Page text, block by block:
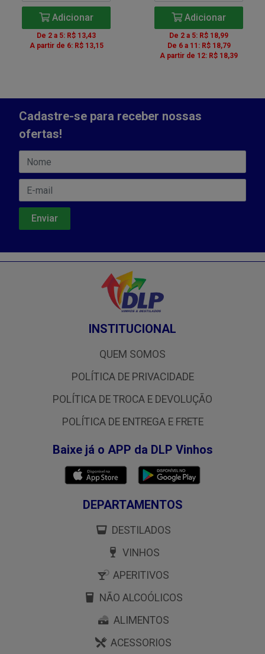
Adicionar
De 2 a 5: R$ 13,43
A partir de 6: R$ 13,15
Adicionar
De 2 a 5: R$ 18,99
De 6 a 11: R$ 18,79
A partir de 12: R$ 18,39
Cadastre-se para receber nossas
ofertas!
INSTITUCIONAL
QUEM SOMOS
POLÍTICA DE PRIVACIDADE
POLÍTICA DE TROCA E DEVOLUÇÃO
POLÍTICA DE ENTREGA E FRETE
Baixe já o APP da DLP Vinhos
DEPARTAMENTOS
DESTILADOS
VINHOS
APERITIVOS
NÃO ALCOÓLICOS
ALIMENTOS
ACESSORIOS